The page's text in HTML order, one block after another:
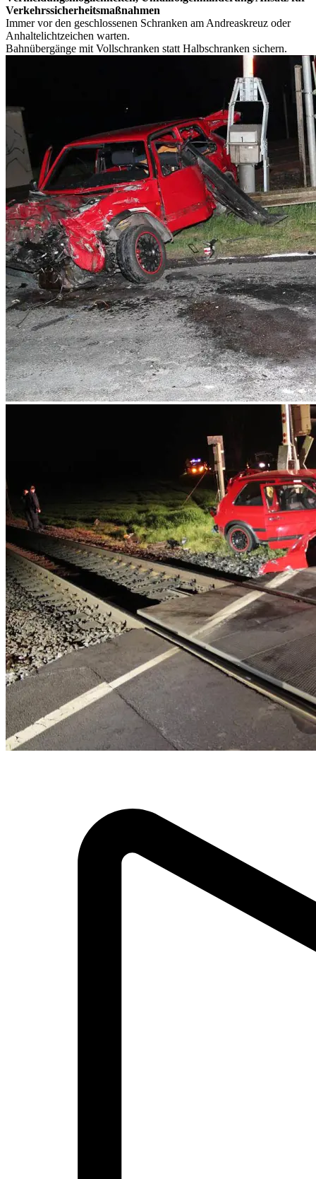
Verkehrssicherheitsmaßnahmen
Immer vor den geschlossenen Schranken am Andreaskreuz oder
Anhaltelichtzeichen warten.
Bahnübergänge mit Vollschranken statt Halbschranken sichern.